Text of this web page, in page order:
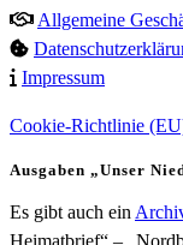
Allgemeine
Impressum
Cookie-Richtlinie
Ausgaben „Unser
Es gibt auch ein
Heimatbrief“ –